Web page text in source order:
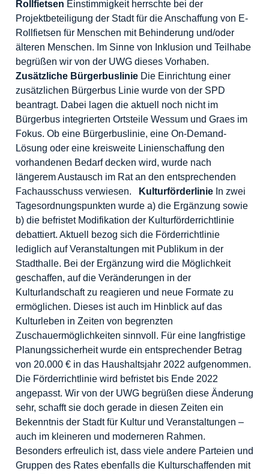
Rollfietsen Einstimmigkeit herrschte bei der
Projektbeteiligung der Stadt für die Anschaffung von E-
Rollfietsen für Menschen mit Behinderung und/oder
älteren Menschen. Im Sinne von Inklusion und Teilhabe
begrüßen wir von der UWG dieses Vorhaben.
Zusätzliche Bürgerbuslinie Die Einrichtung einer
zusätzlichen Bürgerbus Linie wurde von der SPD
beantragt. Dabei lagen die aktuell noch nicht im
Bürgerbus integrierten Ortsteile Wessum und Graes im
Fokus. Ob eine Bürgerbuslinie, eine On-Demand-
Lösung oder eine kreisweite Linienschaffung den
vorhandenen Bedarf decken wird, wurde nach
längerem Austausch im Rat an den entsprechenden
Fachausschuss verwiesen.
Kulturförderlinie In zwei
Tagesordnungspunkten wurde a) die Ergänzung sowie
b) die befristet Modifikation der Kulturförderrichtlinie
debattiert. Aktuell bezog sich die Förderrichtlinie
lediglich auf Veranstaltungen mit Publikum in der
Stadthalle. Bei der Ergänzung wird die Möglichkeit
geschaffen, auf die Veränderungen in der
Kulturlandschaft zu reagieren und neue Formate zu
ermöglichen. Dieses ist auch im Hinblick auf das
Kulturleben in Zeiten von begrenzten
Zuschauermöglichkeiten sinnvoll. Für eine langfristige
Planungssicherheit wurde ein entsprechender Betrag
von 20.000 € in das Haushaltsjahr 2022 aufgenommen.
Die Förderrichtlinie wird befristet bis Ende 2022
angepasst. Wir von der UWG begrüßen diese Änderung
sehr, schafft sie doch gerade in diesen Zeiten ein
Bekenntnis der Stadt für Kultur und Veranstaltungen –
auch im kleineren und moderneren Rahmen.
Besonders erfreulich ist, dass viele andere Parteien und
Gruppen des Rates ebenfalls die Kulturschaffenden mit